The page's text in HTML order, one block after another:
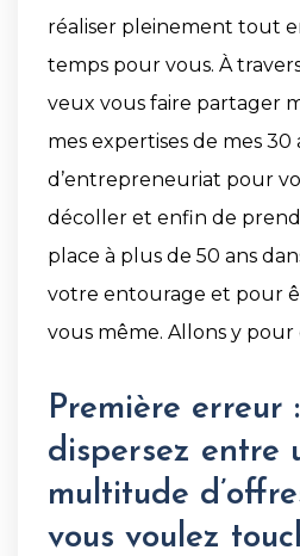
réaliser pleinement tout
temps pour vous. À
veux vous faire partager
mes expertises de mes 30
d’entrepreneuriat pour
décoller et enfin de
place à plus de 50 ans
votre entourage et pour
vous même. Allons y pour
Première erreur
dispersez entre
multitude
vous voulez